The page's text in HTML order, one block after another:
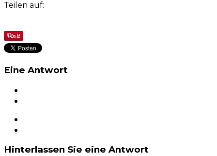
Teilen auf:
Eine Antwort
Hinterlassen Sie eine Antwort